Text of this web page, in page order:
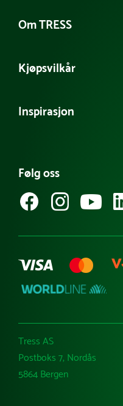
Om TRESS
Vår historie
Kontakt kundeservice
Tilgjengelighetserklæring
Kjøpsvilkår
Personvernerklæring
Inspirasjon
Guider & tips
Kataloger
Varemerker
Følg oss
Tress AS
Postboks 7, Nordås
5864 Bergen